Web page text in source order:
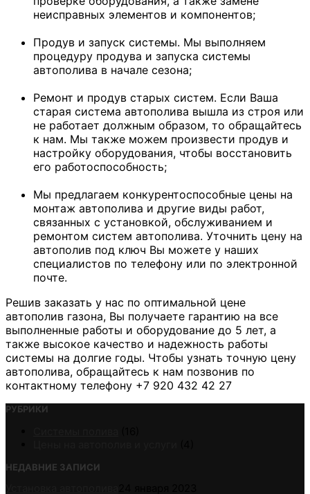
неисправных элементов и компонентов;
Продув и запуск системы. Мы выполняем
процедуру продува и запуска системы
автополива в начале сезона;
Ремонт и продув старых систем. Если Ваша
старая система автополива вышла из строя или
не работает должным образом, то обращайтесь
к нам. Мы также можем произвести продув и
настройку оборудования, чтобы восстановить
его работоспособность;
Мы предлагаем конкурентоспособные цены на
монтаж автополива и другие виды работ,
связанных с установкой, обслуживанием и
ремонтом систем автополива. Уточнить цену на
автополив под ключ Вы можете у наших
специалистов по телефону или по электронной
почте.
Решив заказать у нас по оптимальной цене
автополив газона, Вы получаете гарантию на все
выполненные работы и оборудование до 5 лет, а
также высокое качество и надежность работы
системы на долгие годы. Чтобы узнать точную цену
автополива, обращайтесь к нам позвонив по
контактному телефону +7 920 432 42 27
РУБРИКИ
НЕДАВНИЕ ЗАПИСИ